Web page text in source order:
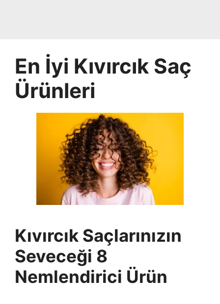
En İyi Kıvırcık Saç
Ürünleri
Kıvırcık Saçlarınızın
Seveceği 8
Nemlendirici Ürün